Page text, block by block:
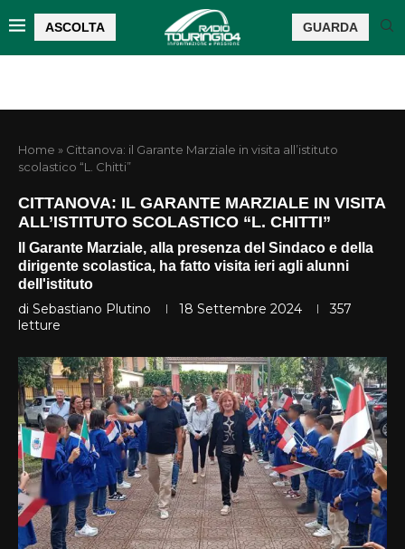
ASCOLTA GUARDA
Home » Cittanova: il Garante Marziale in visita all’istituto
scolastico “L. Chitti”
CITTANOVA: IL GARANTE MARZIALE IN VISITA
ALL’ISTITUTO SCOLASTICO “L. CHITTI”
Il Garante Marziale, alla presenza del Sindaco e della
dirigente scolastica, ha fatto visita ieri agli alunni
dell'istituto
di Sebastiano Plutino 18 Settembre 2024
357
letture